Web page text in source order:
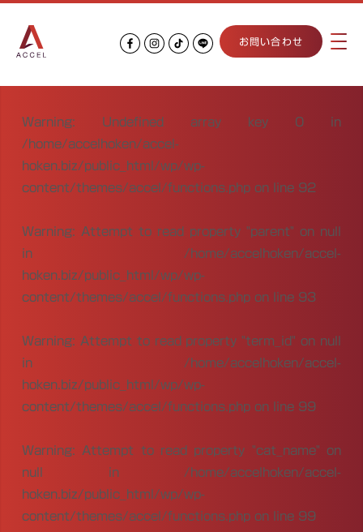
お問い合わせ
Warning: Undefined array key 0 in
/home/accelhoken/accel-
hoken.biz/public_html/wp/wp-
content/themes/accel/functions.php on line 92
Warning: Attempt to read property "parent" on null
in /home/accelhoken/accel-
hoken.biz/public_html/wp/wp-
content/themes/accel/functions.php on line 93
Warning: Attempt to read property "term_id" on null
in /home/accelhoken/accel-
hoken.biz/public_html/wp/wp-
content/themes/accel/functions.php on line 99
Warning: Attempt to read property "cat_name" on
null in /home/accelhoken/accel-
hoken.biz/public_html/wp/wp-
content/themes/accel/functions.php on line 99